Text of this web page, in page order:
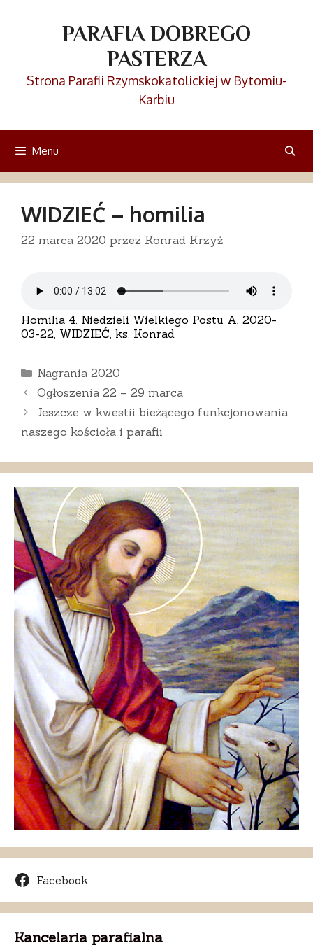
PARAFIA DOBREGO
PASTERZA
Strona Parafii Rzymskokatolickiej w Bytomiu-
Karbiu
Menu
WIDZIEĆ – homilia
22 marca 2020 przez Konrad Krzyż
Homilia 4. Niedzieli Wielkiego Postu A, 2020-
03-22, WIDZIEĆ, ks. Konrad
Kategorie
Nagrania 2020
Ogłoszenia 22 – 29 marca
Jeszcze w kwestii bieżącego funkcjonowania
naszego kościoła i parafii
Facebook
Kancelaria parafialna